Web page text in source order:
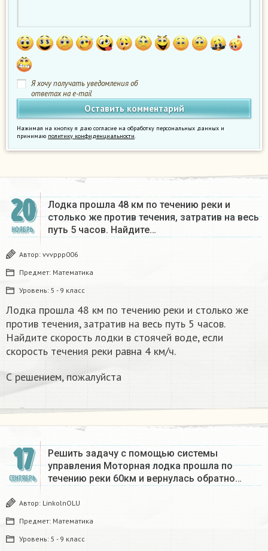
Я хочу получать уведомления об
ответах на e-mail
Нажимая на кнопку я даю согласие на обработку персональных данных и
принимаю политику конфиденциальности.
20
НОЯБРЬ
Лодка прошла 48 км по течению реки и
столько же против течения, затратив на весь
путь 5 часов. Найдите…
Автор: vvvppp006
Предмет: Математика
Уровень: 5 - 9 класс
Лодка прошла 48 км по течению реки и столько же
против течения, затратив на весь путь 5 часов.
Найдите скорость лодки в стоячей воде, если
скорость течения реки равна 4 км/ч.
С решением, пожалуйста
17
СЕНТЯБРЬ
Решить задачу с помощью системы
управления Моторная лодка прошла по
течению реки 60км и вернулась обратно…
Автор: LinkolnOLU
Предмет: Математика
Уровень: 5 - 9 класс